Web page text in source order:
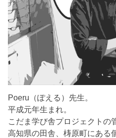
Poeru（ぽえる）先生。
平成元年生まれ。
こだま学び舎プロジェクトの
高知県の田舎、梼原町にある